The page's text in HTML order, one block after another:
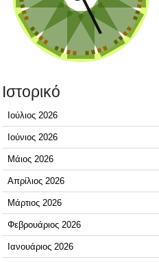
Ιστορικό
Ιούλιος 2026
Ιούνιος 2026
Μάιος 2026
Απρίλιος 2026
Μάρτιος 2026
Φεβρουάριος 2026
Ιανουάριος 2026